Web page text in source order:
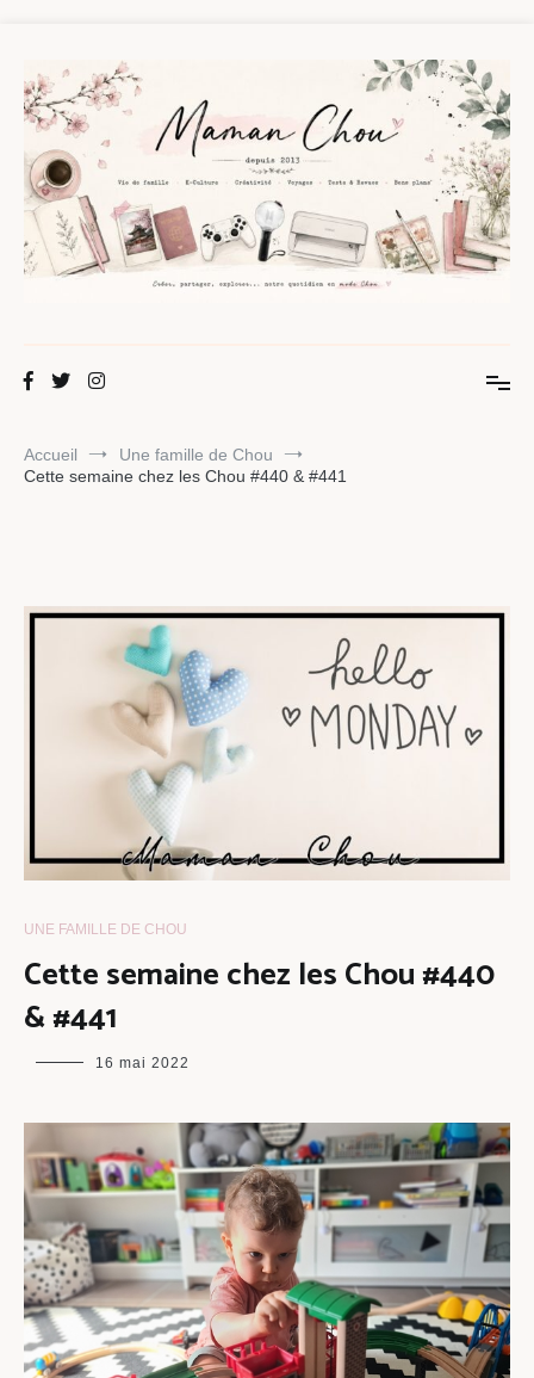
contenu
Maman Chou
Accueil
Une famille de Chou
Cette semaine chez les Chou #440 & #441
UNE FAMILLE DE CHOU
Cette semaine chez les Chou #440
& #441
maman
16 mai 2022